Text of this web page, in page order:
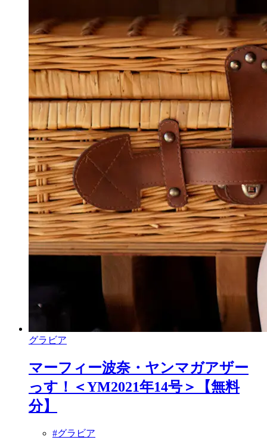
グラビア
マーフィー波奈・ヤンマガアザー
っす！＜YM2021年14号＞【無料
分】
#グラビア